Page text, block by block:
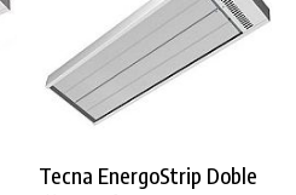
Tecna EnergoStrip Doble